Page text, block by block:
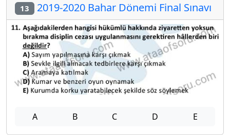
13 2019-2020 Bahar Dönemi Final Sınavı
A B C D E